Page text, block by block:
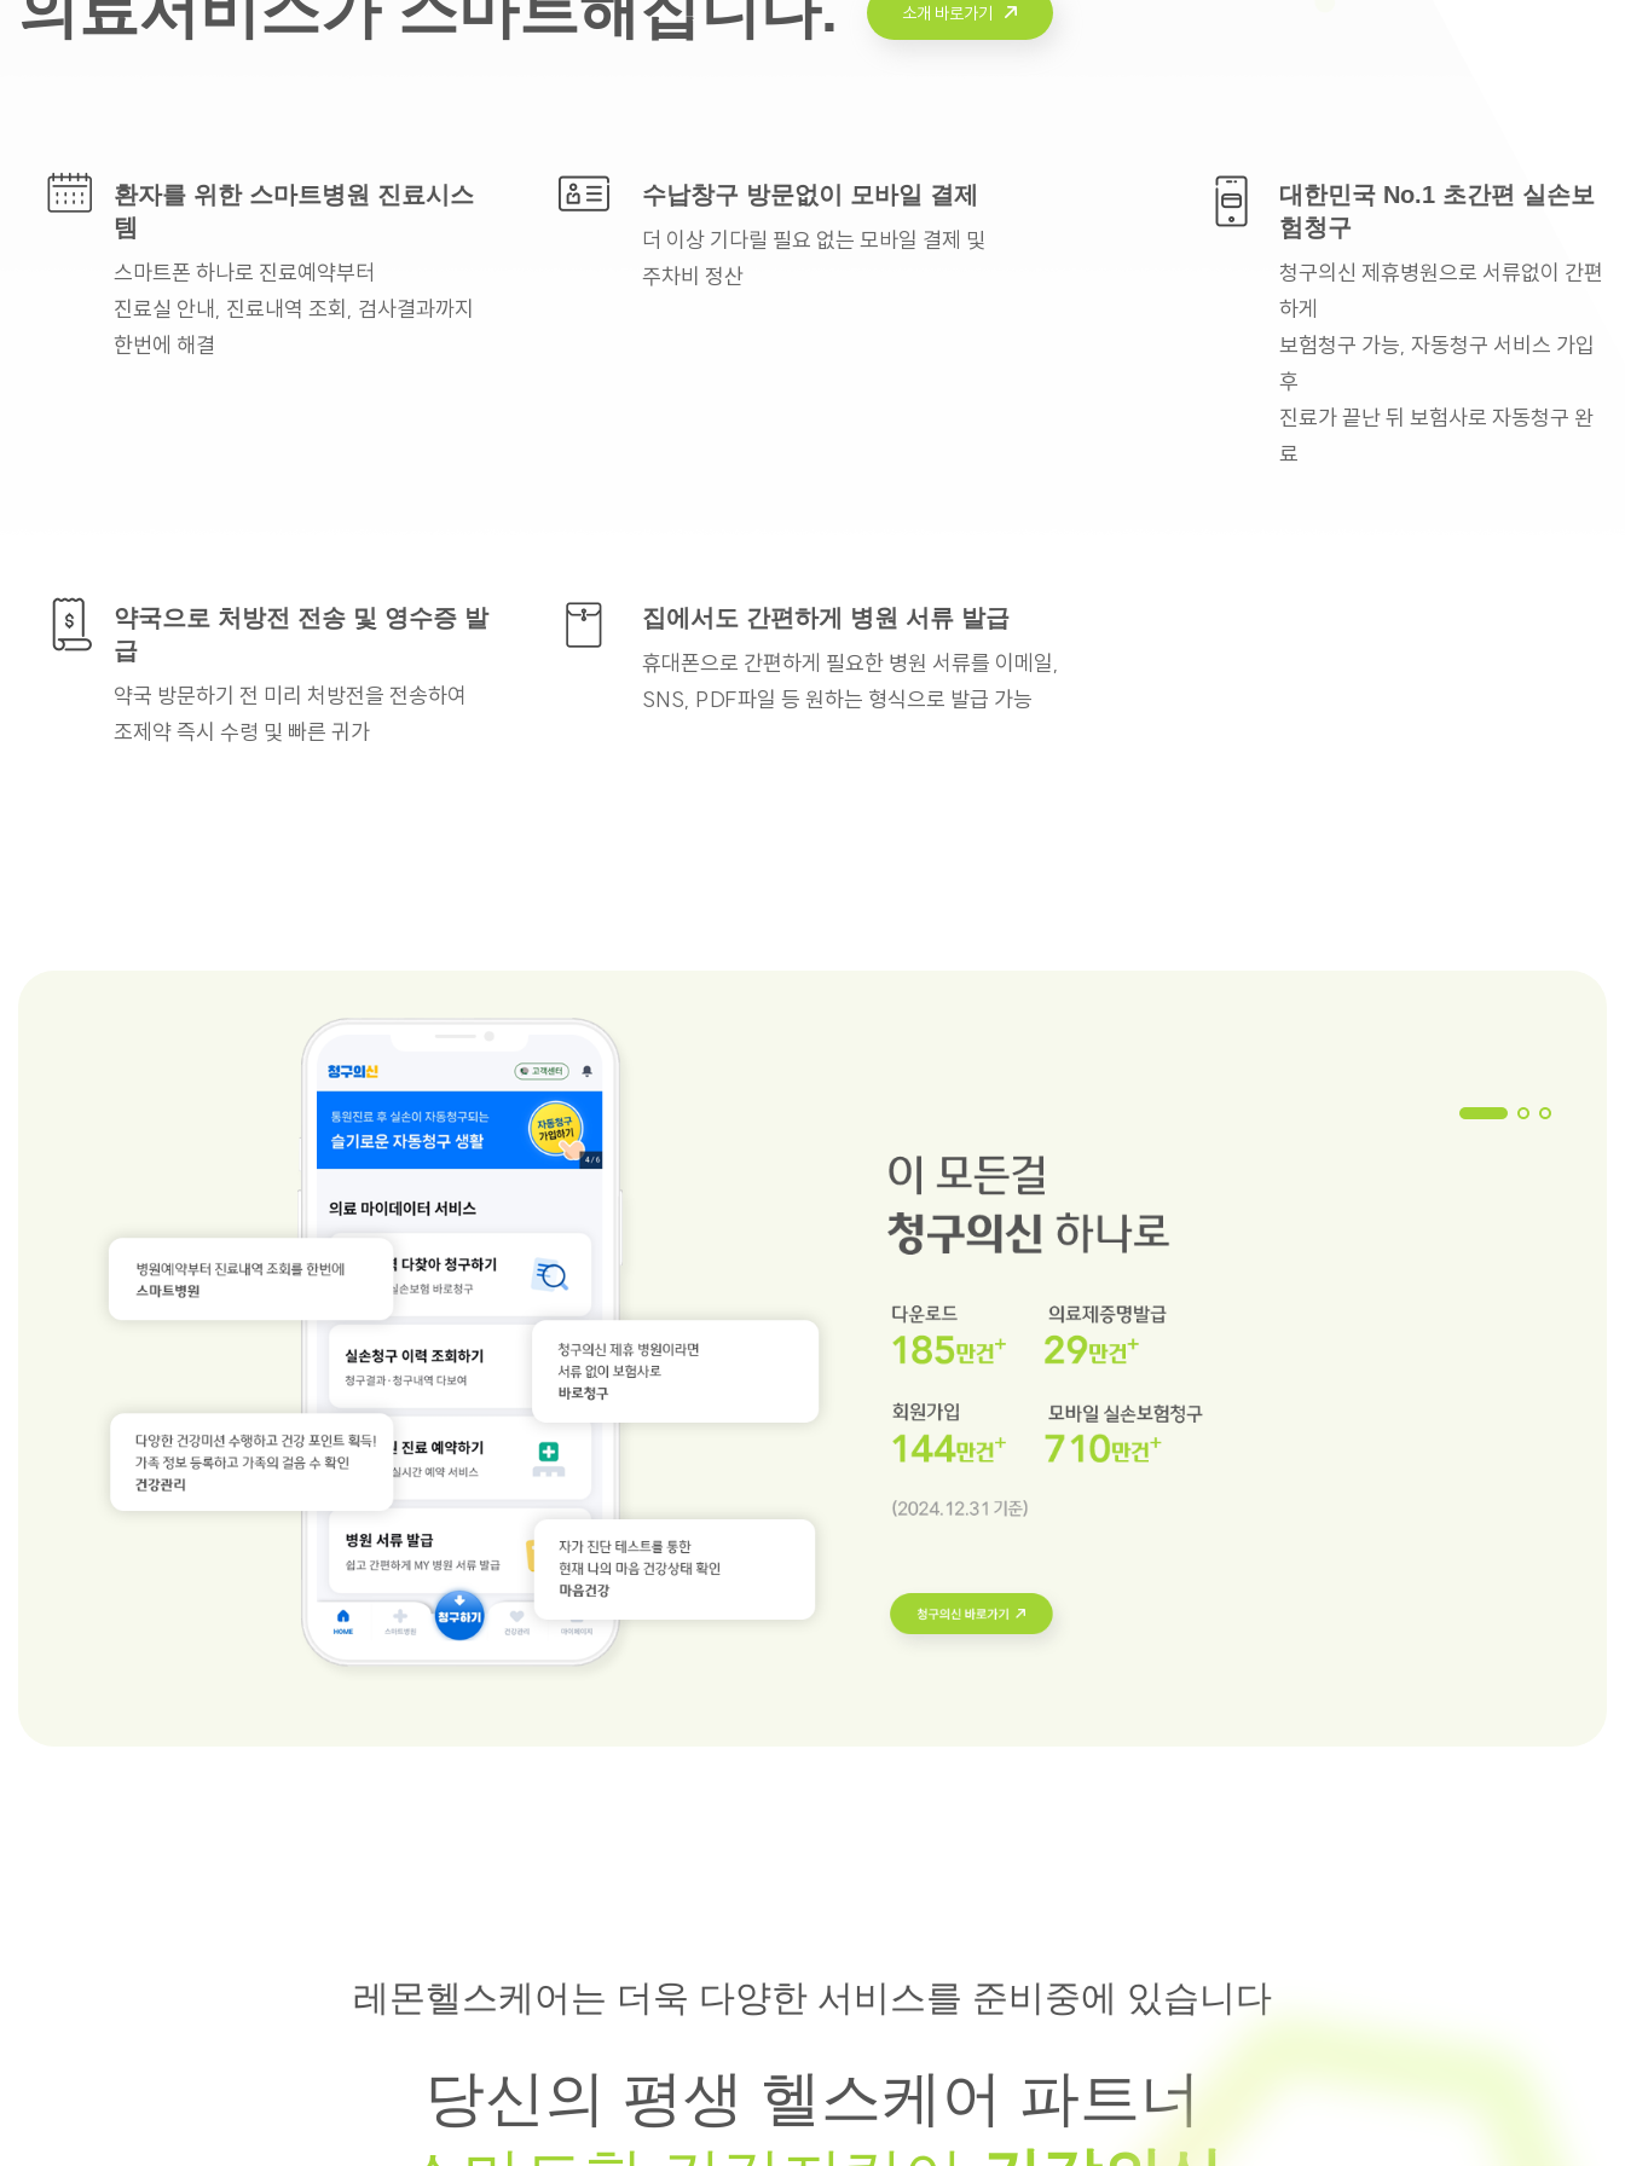
소개 바로가기
환자를 위한 스마트병원 진료시스
템
스마트폰 하나로 진료예약부터
진료실 안내, 진료내역 조회, 검사결과까지
한번에 해결
수납창구 방문없이 모바일 결제
더 이상 기다릴 필요 없는 모바일 결제 및
주차비 정산
대한민국 No.1 초간편 실손보
험청구
청구의신 제휴병원으로 서류없이 간편
하게
보험청구 가능, 자동청구 서비스 가입
후
진료가 끝난 뒤 보험사로 자동청구 완
료
약국으로 처방전 전송 및 영수증 발
급
약국 방문하기 전 미리 처방전을 전송하여
조제약 즉시 수령 및 빠른 귀가
집에서도 간편하게 병원 서류 발급
휴대폰으로 간편하게 필요한 병원 서류를 이메일,
SNS, PDF파일 등 원하는 형식으로 발급 가능
레몬헬스케어는 더욱 다양한 서비스를 준비중에 있습니다
당신의 평생 헬스케어 파트너